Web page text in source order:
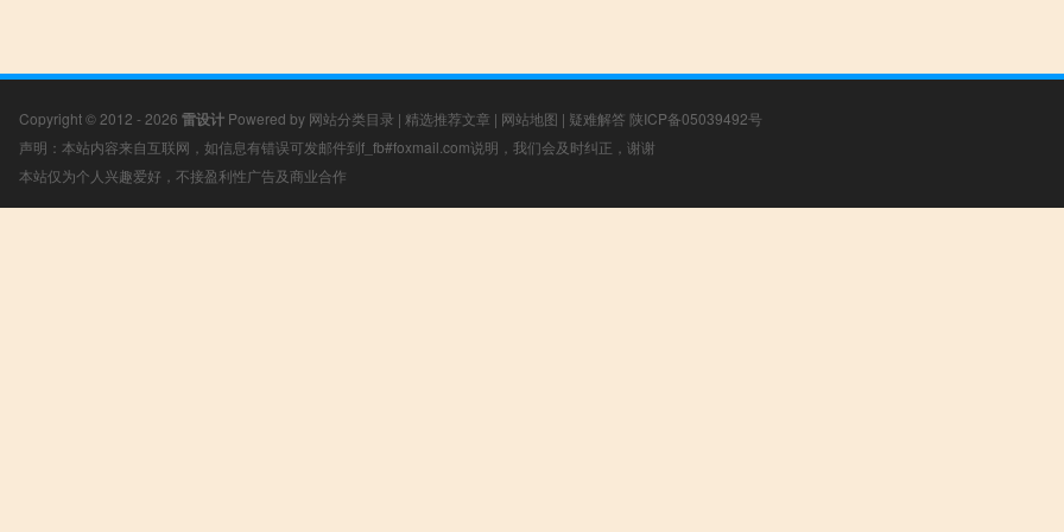
Copyright © 2012 - 2026 雷设计 Powered by 网站分类目录 | 精选推荐文章 | 网站地图 | 疑难解答 陕ICP备05039492号
声明：本站内容来自互联网，如信息有错误可发邮件到f_fb#foxmail.com说明，我们会及时纠正，谢谢
本站仅为个人兴趣爱好，不接盈利性广告及商业合作